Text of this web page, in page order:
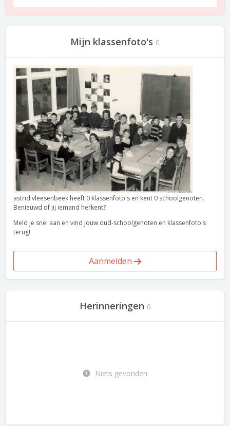
Mijn klassenfoto's 0
astrid vleesenbeek heeft 0 klassenfoto's en kent 0 schoolgenoten.
Benieuwd of jij iemand herkent?
Meld je snel aan en vind jouw oud-schoolgenoten en klassenfoto's
terug!
Aanmelden
Herinneringen 0
Niets gevonden